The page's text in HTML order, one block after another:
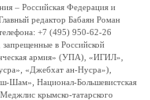
– Российская Федерация и
редактор Бабаян Роман
+7 (495) 950-62-26
в Российской
армия» (УПА), «ИГИЛ»,
«Джебхат ан-Нусра»),
Шам», Национал-Большевистская
крымско-татарского